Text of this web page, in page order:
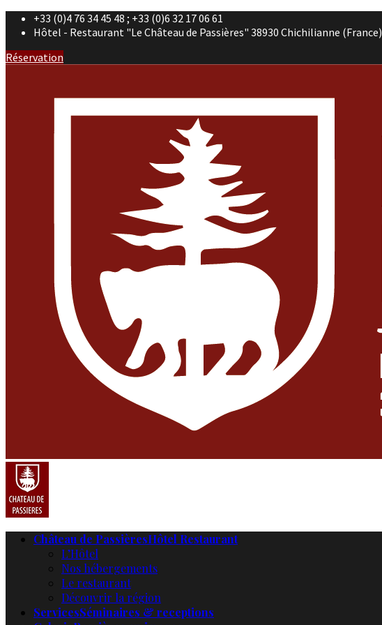
+33 (0)4 76 34 45 48 ; +33 (0)6 32 17 06 61
Hôtel - Restaurant "Le Château de Passières" 38930 Chichilianne (France)
Réservation
Château de PassièresHôtel Restaurant
L’Hôtel
Nos hébergements
Le restaurant
Découvrir la région
ServicesSéminaires & receptions